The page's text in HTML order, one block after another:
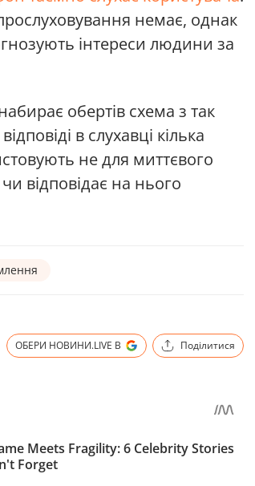
немає, однак
інтереси людини за
обертів схема з так
в слухавці кілька
не для миттєвого
відповідає на нього
ОБЕРИ НОВИНИ.LIVE В Поділитися